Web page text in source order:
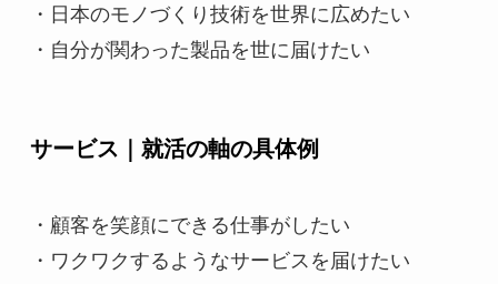
・日本のモノづくり技術を世界に広めたい
・自分が関わった製品を世に届けたい
サービス｜就活の軸の具体例
・顧客を笑顔にできる仕事がしたい
・ワクワクするようなサービスを届けたい